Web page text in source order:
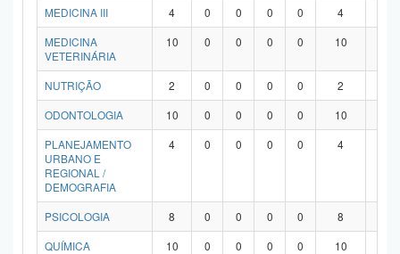
MEDICINA III
4 0 0 0 0 4
MEDICINA
VETERINÁRIA
10 0 0 0 0 10
NUTRIÇÃO 2 0 0 0 0 2
ODONTOLOGIA
10 0 0 0 0 10
PLANEJAMENTO
URBANO E
REGIONAL /
DEMOGRAFIA
4 0 0 0 0 4
PSICOLOGIA 8 0 0 0 0 8
QUÍMICA
10 0 0 0 0 10